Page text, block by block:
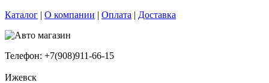
Каталог | О компании | Оплата | Доставка
Телефон: +7(908)911-66-15
Ижевск